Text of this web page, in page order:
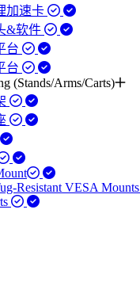
加速卡
&软件
台
台
(Stands/Arms/Carts)
Resistant VESA Mounts